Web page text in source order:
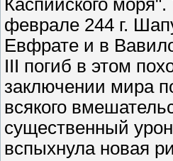
Каспийского
феврале 244 г.
Евфрате и в
III погиб в этом
заключении мира
всякого
существенный
вспыхнула новая